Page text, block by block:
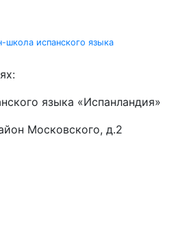
школа испанского языка
языка «Испанландия»
Московского, д.2